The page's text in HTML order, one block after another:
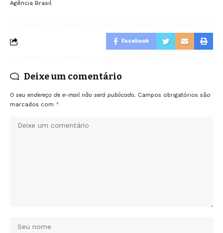
Agência Brasil
Facebook
Deixe um comentário
O seu endereço de e-mail não será publicado. Campos obrigatórios são
marcados com *